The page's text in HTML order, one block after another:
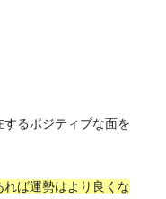
るポジティブな面を
ば運勢はより良くな